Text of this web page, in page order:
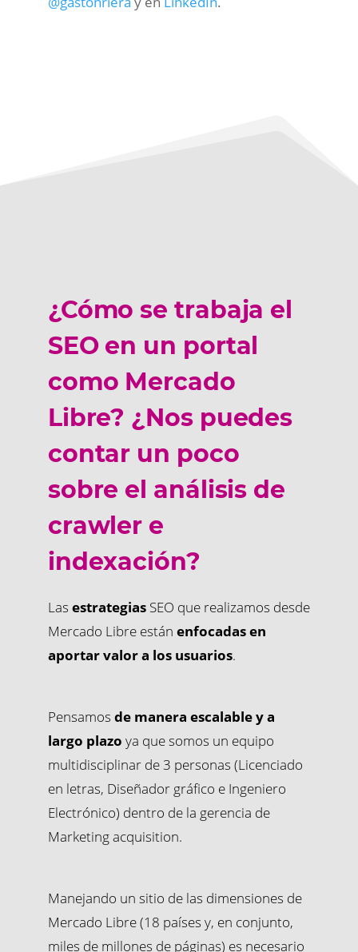
¿Cómo se trabaja el
SEO en un portal
como Mercado
Libre? ¿Nos puedes
contar un poco
sobre el análisis de
crawler e
indexación?
Las estrategiasSEO que realizamos desde
Mercado Libre están enfocadas en
aportar valor a los usuarios.
Pensamos de manera escalable y a
largo plazo ya que somos un equipo
multidisciplinar de 3 personas (Licenciado
en letras, Diseñador gráfico e Ingeniero
Electrónico) dentro de la gerencia de
Marketing acquisition.
Manejando un sitio de las dimensiones de
Mercado Libre (18 países y, en conjunto,
miles de millones de páginas) es necesario